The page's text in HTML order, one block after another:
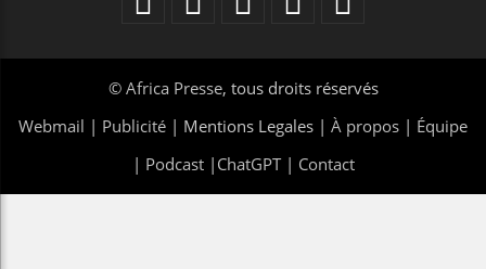
© Africa Presse, tous droits réservés
Webmail | Publicité | Mentions Legales | À propos | Équipe
| Podcast| ChatGPT| Contact